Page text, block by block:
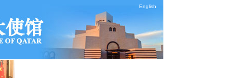
English